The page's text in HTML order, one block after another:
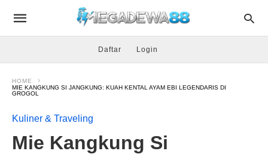
Daftar Login
HOME
MIE KANGKUNG SI JANGKUNG: KUAH KENTAL AYAM EBI LEGENDARIS DI
GROGOL
Kuliner & Traveling
Mie Kangkung Si